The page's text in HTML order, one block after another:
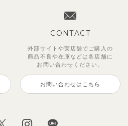
&パンツ
ンツ
ャツ＆パン
CONTACT
外部サイトや実店舗でご購入の
商品不良や在庫などは各店舗に
お問い合わせください。
お問い合わせはこちら